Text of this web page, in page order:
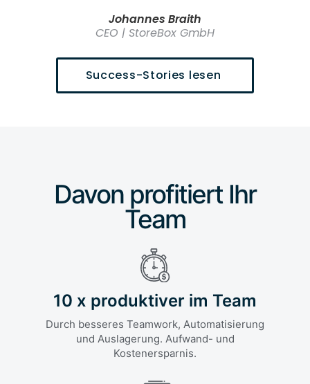
Johannes Braith
CEO | StoreBox GmbH
Success-Stories lesen
Davon profitiert Ihr
Team
10 x produktiver im Team
Durch besseres Teamwork, Automatisierung
und Auslagerung. Aufwand- und
Kostenersparnis.